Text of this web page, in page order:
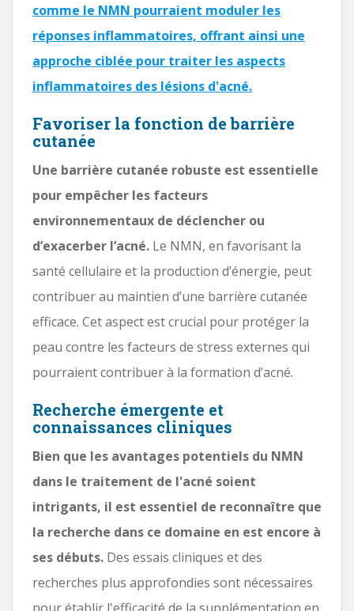
comme le NMN pourraient moduler les
réponses inflammatoires, offrant ainsi une
approche ciblée pour traiter les aspects
inflammatoires des lésions d'acné.
Favoriser la fonction de barrière
cutanée
Une barrière cutanée robuste est essentielle
pour empêcher les facteurs
environnementaux de déclencher ou
d’exacerber l’acné. Le NMN, en favorisant la
santé cellulaire et la production d’énergie, peut
contribuer au maintien d’une barrière cutanée
efficace. Cet aspect est crucial pour protéger la
peau contre les facteurs de stress externes qui
pourraient contribuer à la formation d’acné.
Recherche émergente et
connaissances cliniques
Bien que les avantages potentiels du NMN
dans le traitement de l'acné soient
intrigants, il est essentiel de reconnaître que
la recherche dans ce domaine en est encore à
ses débuts. Des essais cliniques et des
recherches plus approfondies sont nécessaires
pour établir l'efficacité de la supplémentation en